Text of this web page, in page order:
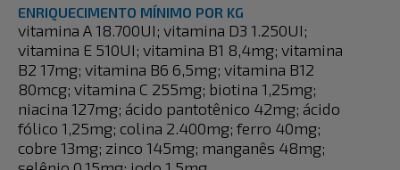
ENRIQUECIMENTO MÍNIMO POR KG
vitamina A 18.700UI; vitamina D3 1.250UI;
vitamina E 510UI; vitamina B1 8,4mg; vitamina
B2 17mg; vitamina B6 6,5mg; vitamina B12
80mcg; vitamina C 255mg; biotina 1,25mg;
niacina 127mg; ácido pantotênico 42mg; ácido
fólico 1,25mg; colina 2.400mg; ferro 40mg;
cobre 13mg; zinco 145mg; manganês 48mg;